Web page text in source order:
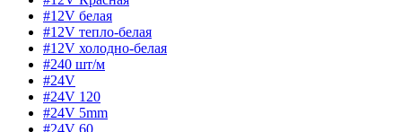
#12V белая
#12V тепло-белая
#12V холодно-белая
#240 шт/м
#24V
#24V 120
#24V 5mm